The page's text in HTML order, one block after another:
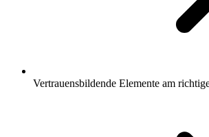
Vertrauensbildende Elemente am